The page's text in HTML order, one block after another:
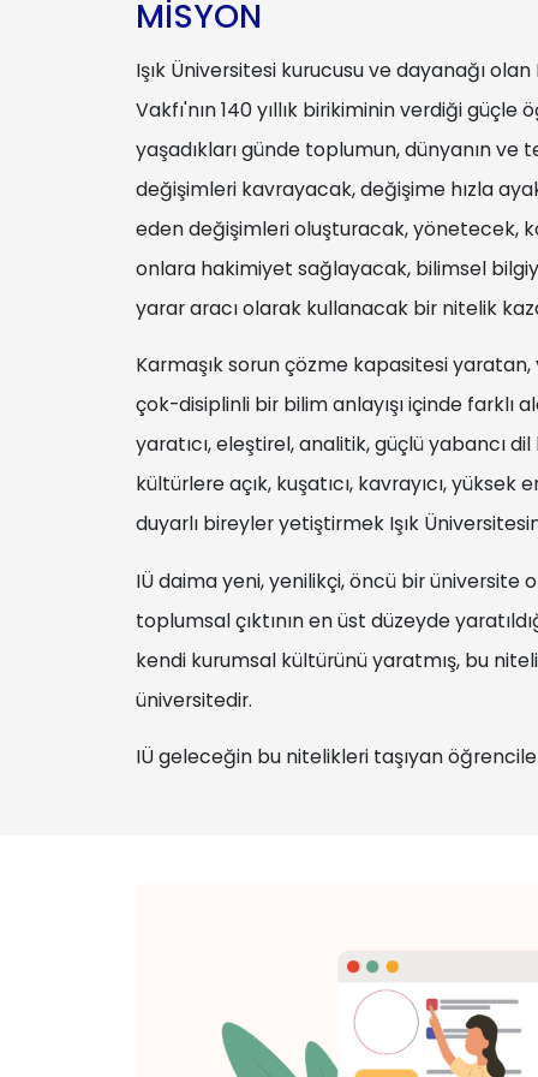
MİSYON
Işık Üniversitesi kurucusu ve dayanağı
Vakfı'nın 140 yıllık birikiminin verdiği güçle
yaşadıkları günde toplumun, dünyanın ve
değişimleri kavrayacak, değişime hızla
eden değişimleri oluşturacak, yönetecek,
onlara hakimiyet sağlayacak, bilimsel
yarar aracı olarak kullanacak bir nitelik
Karmaşık sorun çözme kapasitesi
çok-disiplinli bir bilim anlayışı içinde farklı
yaratıcı, eleştirel, analitik, güçlü yabancı
kültürlere açık, kuşatıcı, kavrayıcı, yüksek
duyarlı bireyler yetiştirmek Işık
IÜ daima yeni, yenilikçi, öncü bir üniversite
toplumsal çıktının en üst düzeyde
kendi kurumsal kültürünü yaratmış, bu
üniversitedir.
IÜ geleceğin bu nitelikleri taşıyan